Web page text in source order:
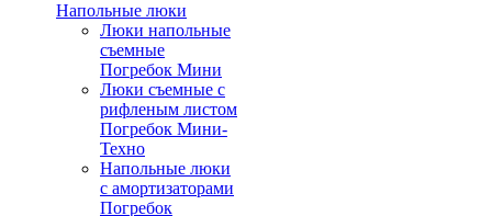
Напольные люки
Люки напольные
съемные
Погребок Мини
Люки съемные с
рифленым листом
Погребок Мини-
Техно
Напольные люки
с амортизаторами
Погребок